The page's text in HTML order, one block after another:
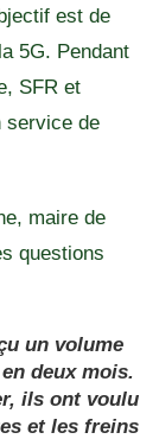
est de
5G. Pendant
SFR et
service de
maire de
questions
un volume
deux mois.
ils ont voulu
et les freins